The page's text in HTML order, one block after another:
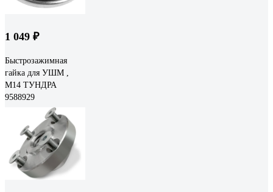
1 049 ₽
Быстрозажимная
гайка для УШМ ,
М14 ТУНДРА
9588929